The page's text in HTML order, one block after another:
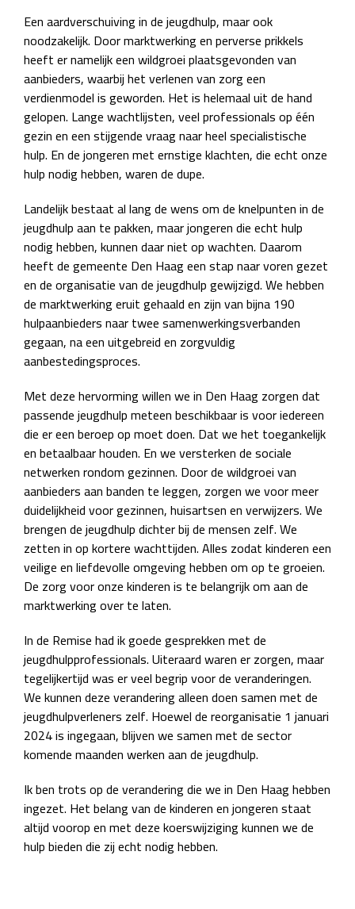
Een aardverschuiving in de jeugdhulp, maar ook
noodzakelijk. Door marktwerking en perverse prikkels
heeft er namelijk een wildgroei plaatsgevonden van
aanbieders, waarbij het verlenen van zorg een
verdienmodel is geworden. Het is helemaal uit de hand
gelopen. Lange wachtlijsten, veel professionals op één
gezin en een stijgende vraag naar heel specialistische
hulp. En de jongeren met ernstige klachten, die echt onze
hulp nodig hebben, waren de dupe.
Landelijk bestaat al lang de wens om de knelpunten in de
jeugdhulp aan te pakken, maar jongeren die echt hulp
nodig hebben, kunnen daar niet op wachten. Daarom
heeft de gemeente Den Haag een stap naar voren gezet
en de organisatie van de jeugdhulp gewijzigd. We hebben
de marktwerking eruit gehaald en zijn van bijna 190
hulpaanbieders naar twee samenwerkingsverbanden
gegaan, na een uitgebreid en zorgvuldig
aanbestedingsproces.
Met deze hervorming willen we in Den Haag zorgen dat
passende jeugdhulp meteen beschikbaar is voor iedereen
die er een beroep op moet doen. Dat we het toegankelijk
en betaalbaar houden. En we versterken de sociale
netwerken rondom gezinnen. Door de wildgroei van
aanbieders aan banden te leggen, zorgen we voor meer
duidelijkheid voor gezinnen, huisartsen en verwijzers. We
brengen de jeugdhulp dichter bij de mensen zelf. We
zetten in op kortere wachttijden. Alles zodat kinderen een
veilige en liefdevolle omgeving hebben om op te groeien.
De zorg voor onze kinderen is te belangrijk om aan de
marktwerking over te laten.
In de Remise had ik goede gesprekken met de
jeugdhulpprofessionals. Uiteraard waren er zorgen, maar
tegelijkertijd was er veel begrip voor de veranderingen.
We kunnen deze verandering alleen doen samen met de
jeugdhulpverleners zelf. Hoewel de reorganisatie 1 januari
2024 is ingegaan, blijven we samen met de sector
komende maanden werken aan de jeugdhulp.
Ik ben trots op de verandering die we in Den Haag hebben
ingezet. Het belang van de kinderen en jongeren staat
altijd voorop en met deze koerswijziging kunnen we de
hulp bieden die zij echt nodig hebben.